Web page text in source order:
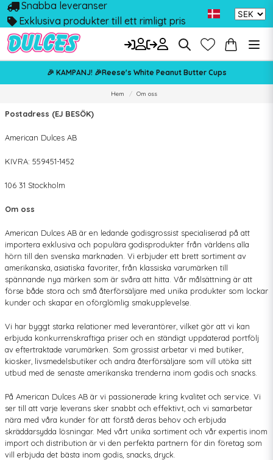
Snabba leveranser
Exklusiva produkter till ett rimligt pris
🎉 KAMPANJ! 🎉Reese's White Peanut Butter Cups
Hem Om oss
Postadress (EJ BESÖK)
American Dulces AB
KIVRA: 559451-1452
106 31 Stockholm
Om oss
American Dulces AB är en ledande godisgrossist specialiserad på att
importera exklusiva och populära godisprodukter från världens alla
hörn till den svenska marknaden. Vi erbjuder ett brett sortiment av
amerikanska, asiatiska favoriter, från klassiska varumärken till
spännande nya märken som är svåra att hitta. Vår målsättning är att
förse både stora och små återförsäljare med unika produkter som lockar
kunder och skapar en oförglömlig smakupplevelse.
Vi har byggt starka relationer med leverantörer, vilket gör att vi kan
erbjuda konkurrenskraftiga priser och en ständigt uppdaterad portfölj
av eftertraktade varumärken. Som grossist arbetar vi med butiker,
kiosker, livsmedelsbutiker och andra återförsäljare som vill utöka sitt
utbud med de senaste amerikanska trenderna inom godis och snacks.
På American Dulces AB är vi passionerade kring kvalitet och service. Vi
ser till att varje leverans sker snabbt och effektivt, och vi samarbetar
nära med våra kunder för att förstå deras behov och erbjuda
skräddarsydda lösningar. Med vårt unika sortiment och vår expertis inom
import och distribution är vi den perfekta partnern för din företag som
vill erbjuda det bästa inom godis, snacks, dryck.